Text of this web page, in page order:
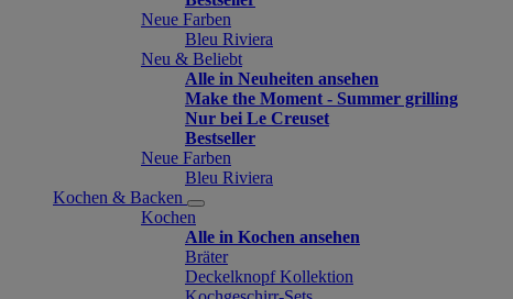
Neue Farben
Bleu Riviera
Neu & Beliebt
Alle in Neuheiten ansehen
Make the Moment - Summer grilling
Nur bei Le Creuset
Bestseller
Neue Farben
Bleu Riviera
Kochen & Backen
Kochen
Alle in Kochen ansehen
Bräter
Deckelknopf Kollektion